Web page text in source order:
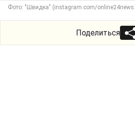
Фото: "Швидка" (instagram.com/
Поделиться